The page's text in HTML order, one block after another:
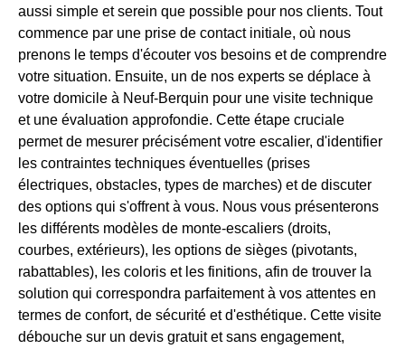
aussi simple et serein que possible pour nos clients. Tout
commence par une prise de contact initiale, où nous
prenons le temps d'écouter vos besoins et de comprendre
votre situation. Ensuite, un de nos experts se déplace à
votre domicile à Neuf-Berquin pour une visite technique
et une évaluation approfondie. Cette étape cruciale
permet de mesurer précisément votre escalier, d'identifier
les contraintes techniques éventuelles (prises
électriques, obstacles, types de marches) et de discuter
des options qui s'offrent à vous. Nous vous présenterons
les différents modèles de monte-escaliers (droits,
courbes, extérieurs), les options de sièges (pivotants,
rabattables), les coloris et les finitions, afin de trouver la
solution qui correspondra parfaitement à vos attentes en
termes de confort, de sécurité et d'esthétique. Cette visite
débouche sur un devis gratuit et sans engagement,